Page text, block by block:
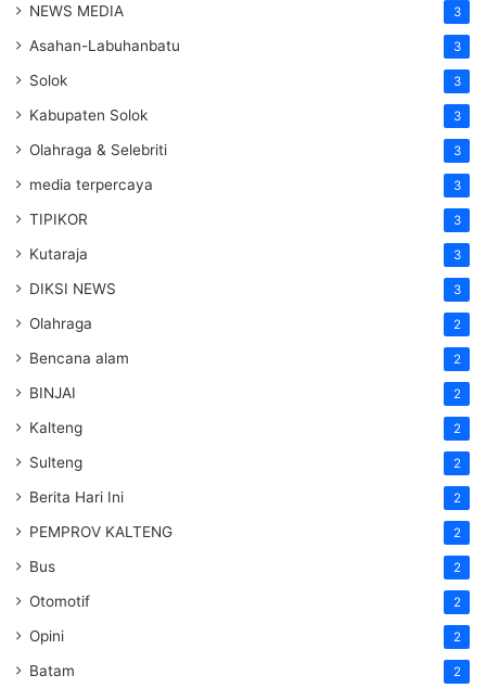
NEWS MEDIA 3
Asahan-Labuhanbatu 3
Solok 3
Kabupaten Solok 3
Olahraga & Selebriti 3
media terpercaya 3
TIPIKOR 3
Kutaraja 3
DIKSI NEWS 3
Olahraga 2
Bencana alam 2
BINJAI 2
Kalteng 2
Sulteng 2
Berita Hari Ini 2
PEMPROV KALTENG 2
Bus 2
Otomotif 2
Opini 2
Batam 2